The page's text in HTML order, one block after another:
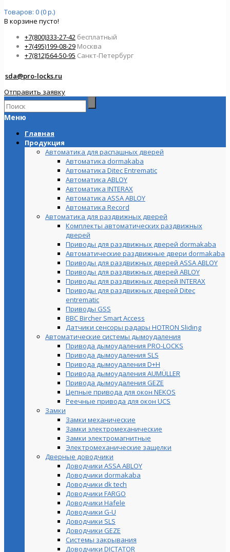
Товаров: 0 (0 р.)
В корзине пусто!
+7(800)333-27-42 бесплатный
+7(495)199-08-29 Москва
+7(812)564-50-95 Санкт-Петербург
sda@pro-locks.ru
Отправить заявку
Меню
Главная
Продукция
Автоматика для распашных дверей
Автоматика dormakaba
Автоматика Ditec Entrematic
Автоматика ABLOY
Автоматика INTERAX
Автоматика ASSA ABLOY
Автоматика Record
Автоматика для раздвижных дверей
Комплекты автоматических раздвижных
дверей
Приводы для раздвижных дверей dormakaba
Автоматические раздвижные двери dormakaba
Приводы для раздвижных дверей ASSA ABLOY
Приводы для раздвижных дверей ABLOY
Приводы для раздвижных дверей INTERAX
Приводы для раздвижных дверей Ditec
entrematic
Приводы GSS
BBC Bircher Smart Access
Датчики сенсоры радары HOTRON Sliding
Автоматические системы дымоудаления
Привода дымоудаления PRO-LOCKS
Привода дымоудаления SLS
Привода дымоудаления D+H
Привода дымоудаления AUMÜLLER
Привода дымоудаления GEZE
Цепные привода для окон NEKOS
Реечные привода для окон UСS
Замки
Замки механические
Замки электромеханические
Замки электромагнитные
Электромеханические защелки
Дверные доводчики
Доводчики ASSA ABLOY
Доводчики dormakaba
Доводчики dk tech
Доводчики FARGO
Доводчики Hafele
Доводчики G-U
Доводчики SLS
Доводчики GEZE
Cистемы закрывания
Доводчики DICTATOR